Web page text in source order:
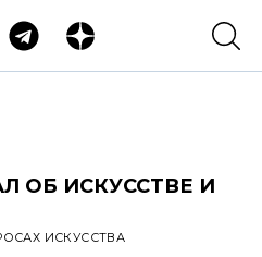
ОБ ИСКУССТВЕ И
ИСКУССТВА